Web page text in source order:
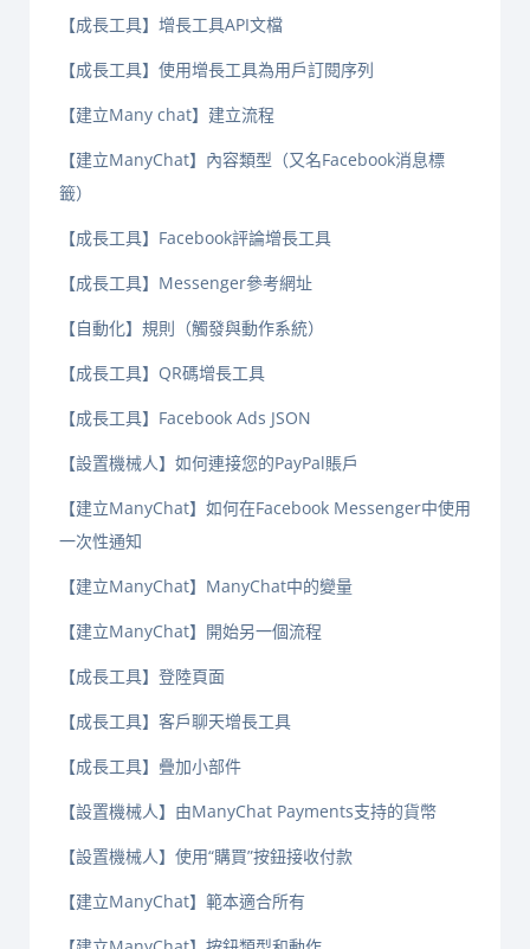
【成長工具】增長工具API文檔
【成長工具】使用增長工具為用戶訂閱序列
【建立Many chat】建立流程
【建立ManyChat】內容類型（又名Facebook消息標
籤）
【成長工具】Facebook評論增長工具
【成長工具】Messenger參考網址
【自動化】規則（觸發與動作系統）
【成長工具】QR碼增長工具
【成長工具】Facebook Ads JSON
【設置機械人】如何連接您的PayPal賬戶
【建立ManyChat】如何在Facebook Messenger中使用
一次性通知
【建立ManyChat】ManyChat中的變量
【建立ManyChat】開始另一個流程
【成長工具】登陸頁面
【成長工具】客戶聊天增長工具
【成長工具】疊加小部件
【設置機械人】由ManyChat Payments支持的貨幣
【設置機械人】使用“購買”按鈕接收付款
【建立ManyChat】範本適合所有